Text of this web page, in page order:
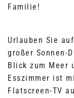
Familie!
Urlauben Sie
großer Sonnen-
Blick zum Meer
Esszimmer ist
Flatscreen-TV